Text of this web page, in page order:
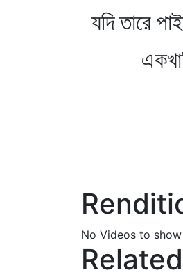
যদি
No Videos to show